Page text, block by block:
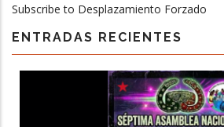
Subscribe to Desplazamiento Forzado
ENTRADAS RECIENTES